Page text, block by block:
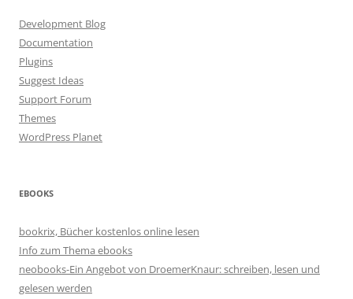
Development Blog
Documentation
Plugins
Suggest Ideas
Support Forum
Themes
WordPress Planet
EBOOKS
bookrix, Bücher kostenlos online lesen
Info zum Thema ebooks
neobooks-Ein Angebot von DroemerKnaur: schreiben, lesen und
gelesen werden